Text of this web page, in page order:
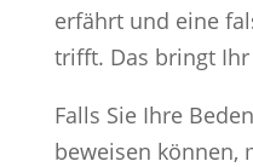
erfährt und eine
trifft. Das bringt
Falls Sie Ihre
beweisen können,